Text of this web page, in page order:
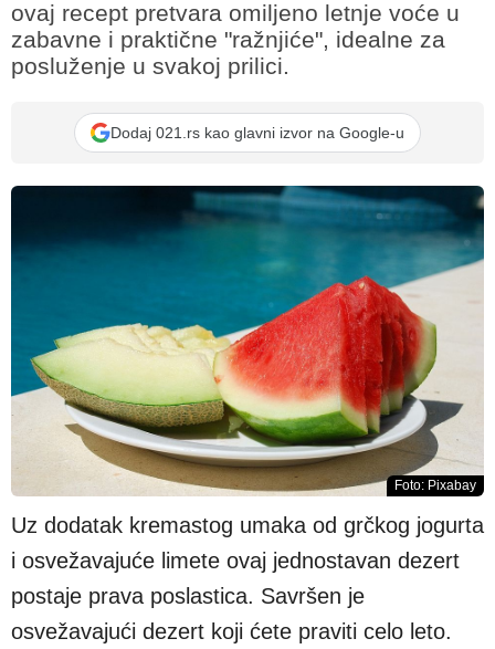
ovaj recept pretvara omiljeno letnje voće u
zabavne i praktične "ražnjiće", idealne za
posluženje u svakoj prilici.
Dodaj 021.rs kao glavni izvor na Google-u
Foto: Pixabay
Uz dodatak kremastog umaka od grčkog jogurta
i osvežavajuće limete ovaj jednostavan dezert
postaje prava poslastica. Savršen je
osvežavajući dezert koji ćete praviti celo leto.